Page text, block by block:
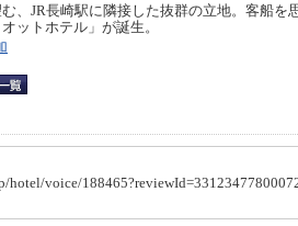
、JR長崎駅に隣接した抜群の立地。客船を
ットホテル」が誕生。
hotel/voice/